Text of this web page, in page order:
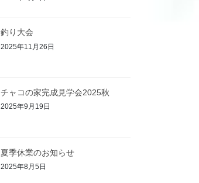
釣り大会
2025年11月26日
チャコの家完成見学会2025秋
2025年9月19日
夏季休業のお知らせ
2025年8月5日